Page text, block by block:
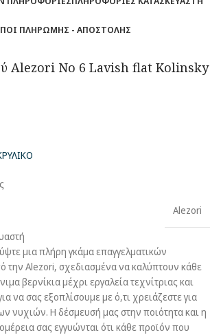
ΠΛΗΡΩΜΉΣ - ΑΠΟΣΤΟΛΉΣ
Alezori No 6 Lavish flat Kolinsky
Alezori
μια πλήρη γκάμα επαγγελματικών
την Alezori, σχεδιασμένα να καλύπτουν κάθε
βερνίκια μέχρι εργαλεία τεχνίτριας και
να σας εξοπλίσουμε με ό,τι χρειάζεστε για
νυχιών. Η δέσμευσή μας στην ποιότητα και η
σας εγγυώνται ότι κάθε προϊόν που